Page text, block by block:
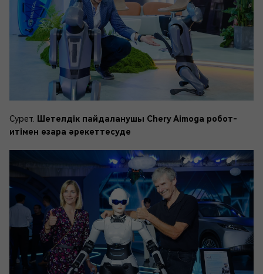
Сурет.
Шетелдік пайдаланушы Chery Aimoga робот-
итімен өзара әрекеттесуде